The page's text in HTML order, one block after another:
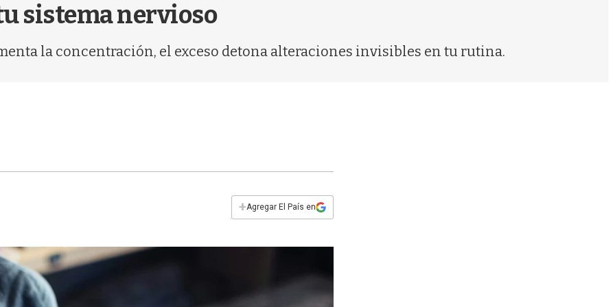
sistema nervioso
la concentración, el exceso detona alteraciones invisibles en tu rutina.
+Agregar El País en